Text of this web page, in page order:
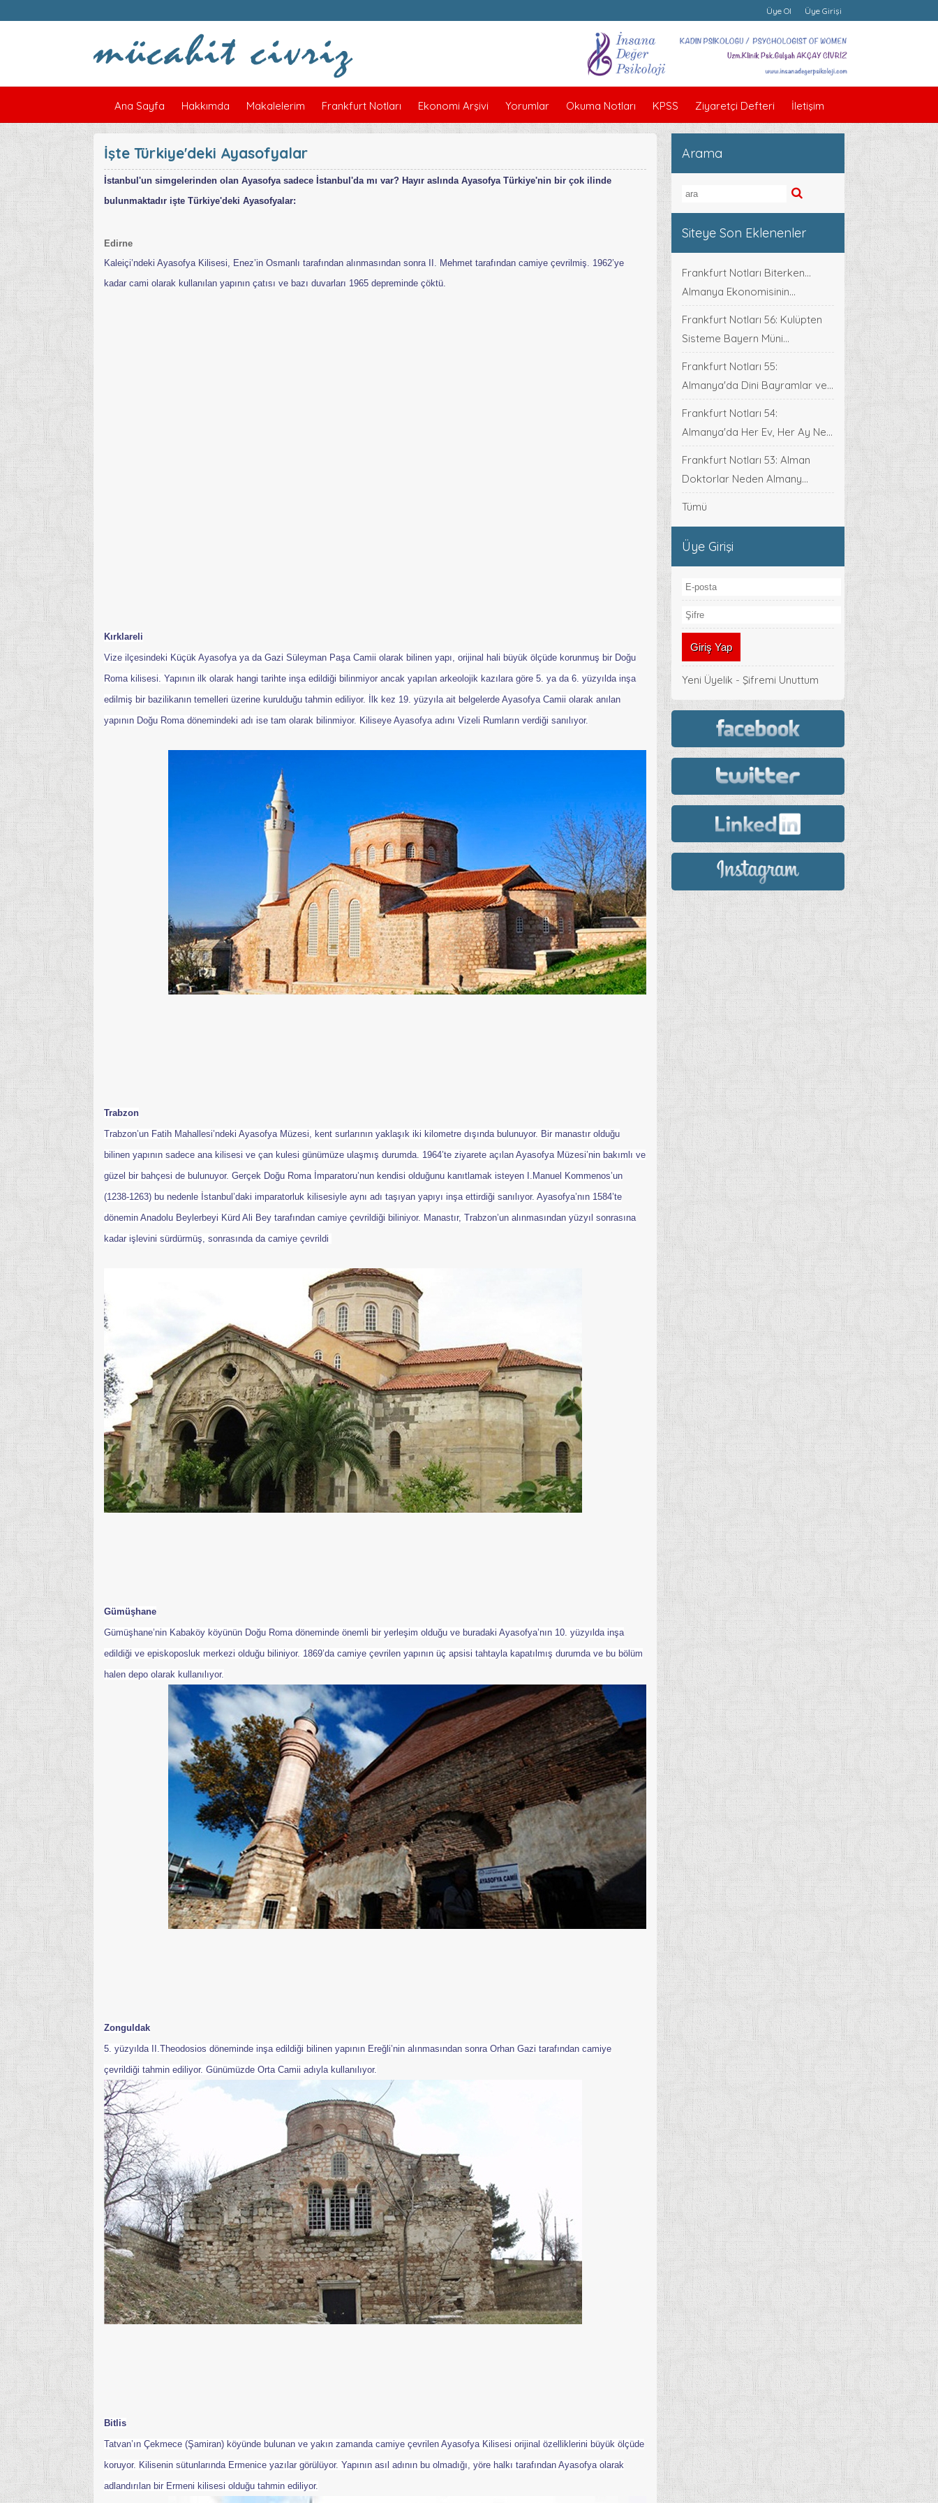
Üye Ol Üye Girişi
Ana Sayfa Hakkımda Makalelerim Frankfurt Notları Ekonomi Arşivi Yorumlar Okuma Notları KPSS Ziyaretçi Defteri İletişim
İşte Türkiye'deki Ayasofyalar
İstanbul'un simgelerinden olan Ayasofya sadece İstanbul'da mı var? Hayır aslında Ayasofya Türkiye'nin bir çok ilinde
bulunmaktadır işte Türkiye'deki Ayasofyalar:
Edirne
Kaleiçi’ndeki Ayasofya Kilisesi, Enez’in Osmanlı tarafından alınmasından sonra II. Mehmet tarafından camiye çevrilmiş. 1962’ye
kadar cami olarak kullanılan yapının çatısı ve bazı duvarları 1965 depreminde çöktü.
Kırklareli
Vize ilçesindeki Küçük Ayasofya ya da Gazi Süleyman Paşa Camii olarak bilinen yapı, orijinal hali büyük ölçüde korunmuş bir Doğu
Roma kilisesi. Yapının ilk olarak hangi tarihte inşa edildiği bilinmiyor ancak yapılan arkeolojik kazılara göre 5. ya da 6. yüzyılda inşa
edilmiş bir bazilikanın temelleri üzerine kurulduğu tahmin ediliyor. İlk kez 19. yüzyıla ait belgelerde Ayasofya Camii olarak anılan
yapının Doğu Roma dönemindeki adı ise tam olarak bilinmiyor. Kiliseye Ayasofya adını Vizeli Rumların verdiği sanılıyor.
Trabzon
Trabzon’un Fatih Mahallesi’ndeki Ayasofya Müzesi, kent surlarının yaklaşık iki kilometre dışında bulunuyor. Bir manastır olduğu
bilinen yapının sadece ana kilisesi ve çan kulesi günümüze ulaşmış durumda. 1964’te ziyarete açılan Ayasofya Müzesi’nin bakımlı ve
güzel bir bahçesi de bulunuyor. Gerçek Doğu Roma İmparatoru’nun kendisi olduğunu kanıtlamak isteyen I.Manuel Kommenos’un
(1238-1263) bu nedenle İstanbul’daki imparatorluk kilisesiyle aynı adı taşıyan yapıyı inşa ettirdiği sanılıyor. Ayasofya’nın 1584’te
dönemin Anadolu Beylerbeyi Kürd Ali Bey tarafından camiye çevrildiği biliniyor. Manastır, Trabzon’un alınmasından yüzyıl sonrasına
kadar işlevini sürdürmüş, sonrasında da camiye çevrildi
Gümüşhane
Gümüşhane’nin Kabaköy köyünün Doğu Roma döneminde önemli bir yerleşim olduğu ve buradaki Ayasofya’nın 10. yüzyılda inşa
edildiği ve episkoposluk merkezi olduğu biliniyor. 1869’da camiye çevrilen yapının üç apsisi tahtayla kapatılmış durumda ve bu bölüm
halen depo olarak kullanılıyor.
Zonguldak
5. yüzyılda II.Theodosios döneminde inşa edildiği bilinen yapının Ereğli’nin alınmasından sonra Orhan Gazi tarafından camiye
çevrildiği tahmin ediliyor. Günümüzde Orta Camii adıyla kullanılıyor.
Bitlis
Tatvan’ın Çekmece (Şamiran) köyünde bulunan ve yakın zamanda camiye çevrilen Ayasofya Kilisesi orijinal özelliklerini büyük ölçüde
koruyor. Kilisenin sütunlarında Ermenice yazılar görülüyor. Yapının asıl adının bu olmadığı, yöre halkı tarafından Ayasofya olarak
adlandırılan bir Ermeni kilisesi olduğu tahmin ediliyor.
Arama
Siteye Son Eklenenler
Frankfurt Notları Biterken...
Almanya Ekonomisinin...
Frankfurt Notları 56: Kulüpten
Sisteme Bayern Müni...
Frankfurt Notları 55:
Almanya'da Dini Bayramlar ve...
Frankfurt Notları 54:
Almanya'da Her Ev, Her Ay Ne...
Frankfurt Notları 53: Alman
Doktorlar Neden Almany...
Tümü
Üye Girişi
Yeni Üyelik -Şifremi Unuttum